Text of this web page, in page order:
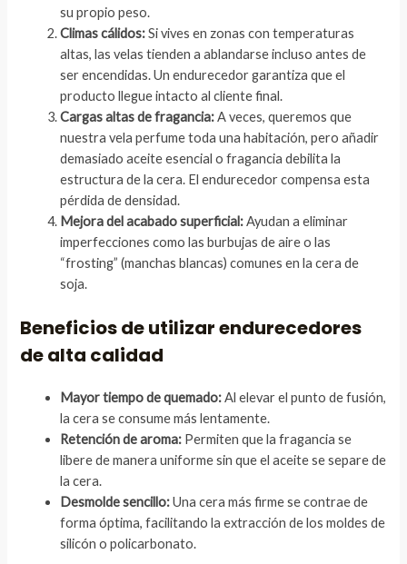
su propio peso.
Climas cálidos:Si vives en zonas con temperaturas
altas, las velas tienden a ablandarse incluso antes de
ser encendidas. Un endurecedor garantiza que el
producto llegue intacto al cliente final.
Cargas altas de fragancia:A veces, queremos que
nuestra vela perfume toda una habitación, pero añadir
demasiado aceite esencial o fragancia debilita la
estructura de la cera. El endurecedor compensa esta
pérdida de densidad.
Mejora del acabado superficial:Ayudan a eliminar
imperfecciones como las burbujas de aire o las
“frosting” (manchas blancas) comunes en la cera de
soja.
Beneficios de utilizar endurecedores
de alta calidad
Mayor tiempo de quemado:Al elevar el punto de fusión,
la cera se consume más lentamente.
Retención de aroma: Permiten que la fragancia se
libere de manera uniforme sin que el aceite se separe de
la cera.
Desmolde sencillo:Una cera más firme se contrae de
forma óptima, facilitando la extracción de los moldes de
silicón o policarbonato.